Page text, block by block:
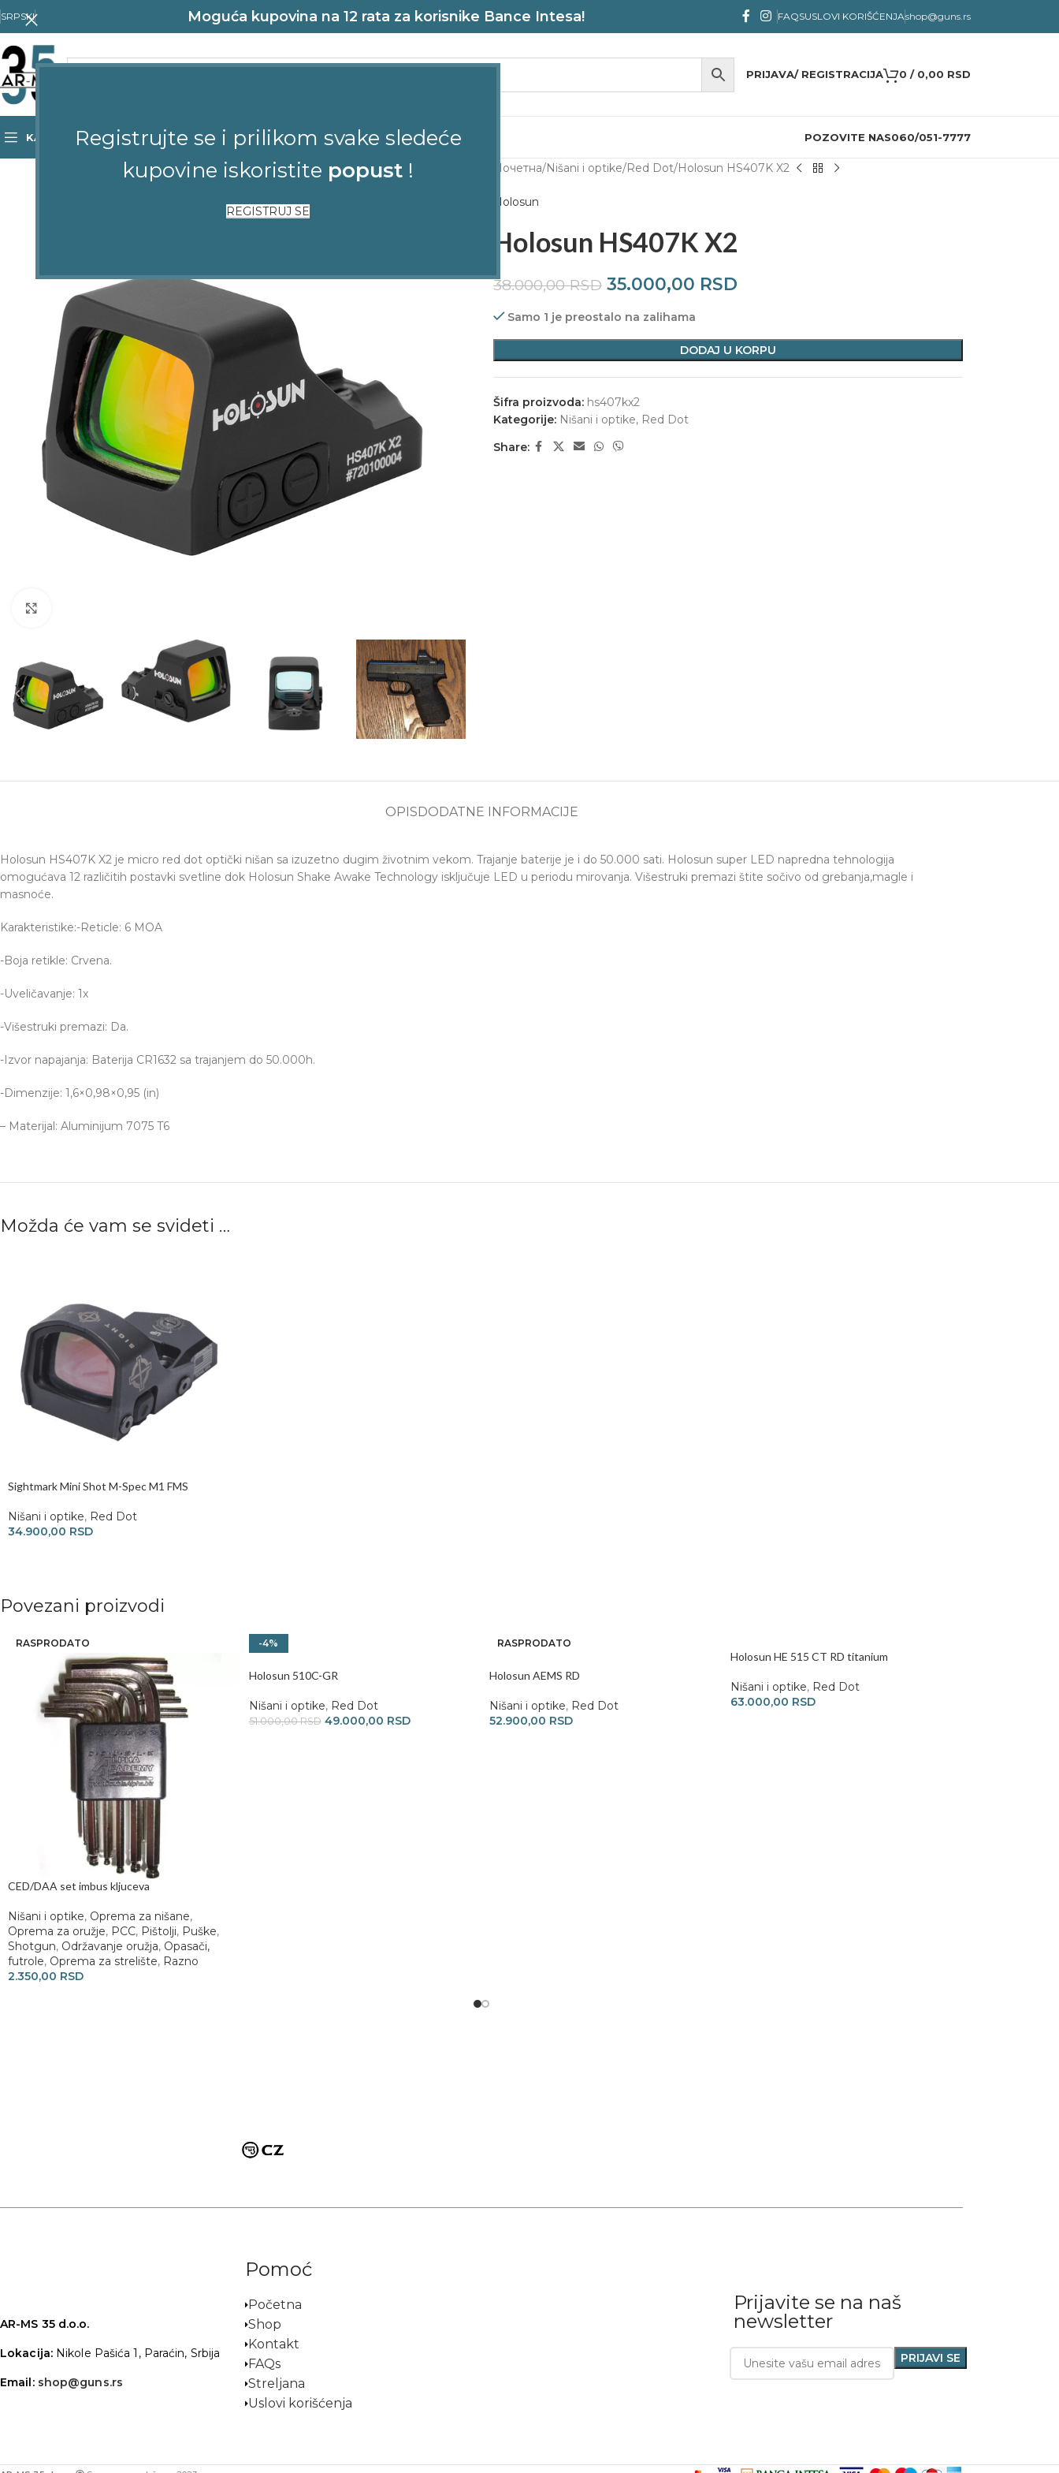
Registrujte se i prilikom svake sledeće
kupovine iskoristite popust !
REGISTRUJ SE
SRPSKI Moguća kupovina na 12 rata za korisnike Bance Intesa! FAQSUSLOVI KORIŠĆENJAshop@guns.rs
PRIJAVA/ REGISTRACIJA 0 / 0,00 RSD
KATEGORIJE POČETNA SHOPKONTAKTSTRELJANA POZOVITE NAS060/051-7777
-8% Почетна Nišani i optike Red Dot Holosun HS407K X2
Holosun
Holosun HS407K X2
38.000,00RSD 35.000,00 RSD
Samo 1 je preostalo na zalihama
DODAJ U KORPU
Šifra proizvoda: hs407kx2
Kategorije: Nišani i optike, Red Dot
Share:
OPISDODATNE INFORMACIJE
Holosun HS407K X2 je micro red dot optički nišan sa izuzetno dugim životnim vekom. Trajanje baterije je i do 50.000 sati. Holosun super LED napredna tehnologija
omogućava 12 različitih postavki svetline dok Holosun Shake Awake Technology isključuje LED u periodu mirovanja. Višestruki premazi štite sočivo od grebanja,magle i
masnoće.
Karakteristike:-Reticle: 6 MOA
-Boja retikle: Crvena.
-Uveličavanje: 1x
-Višestruki premazi: Da.
-Izvor napajanja: Baterija CR1632 sa trajanjem do 50.000h.
-Dimenzije: 1,6×0,98×0,95 (in)
– Materijal: Aluminijum 7075 T6
Možda će vam se svideti …
Sightmark Mini Shot M-Spec M1 FMS
Nišani i optike, Red Dot
34.900,00 RSD
Povezani proizvodi
RASPRODATO
CED/DAA set imbus kljuceva
Nišani i optike, Oprema za nišane,
Oprema za oružje, PCC, Pištolji, Puške,
Shotgun, Održavanje oružja, Opasači,
futrole, Oprema za strelište, Razno
2.350,00 RSD
-4%
Holosun 510C-GR
Nišani i optike, Red Dot
51.000,00RSD 49.000,00 RSD
RASPRODATO
Holosun AEMS RD
Nišani i optike, Red Dot
52.900,00 RSD
Holosun HE 515 CT RD titanium
Nišani i optike, Red Dot
63.000,00 RSD
AR-MS 35 d.o.o.
Lokacija:Nikole Pašića 1, Paraćin, Srbija
Email: shop@guns.rs
Pomoć
Početna
Shop
Kontakt
FAQs
Streljana
Uslovi korišćenja
Prijavite se na naš
newsletter